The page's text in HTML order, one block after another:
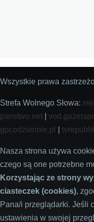
Wszystkie prawa
Strefa Wolnego Słowa:
panstwo.net
gpcodziennie.pl
Nasza strona używa
czego są one potrzebne
Korzystając ze strony
ciasteczek (cookies),
Pana/i przeglądarki. Jeśli
ustawienia w swojej